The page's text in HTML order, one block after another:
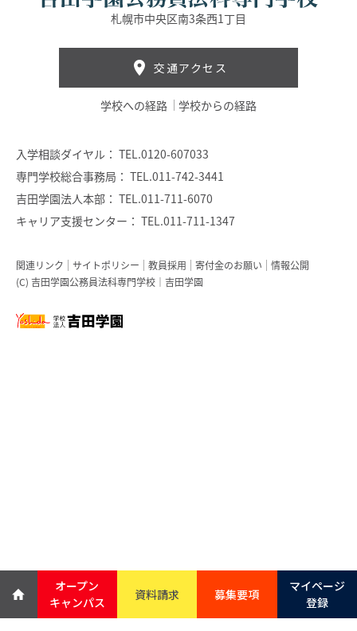
札幌市中央区南3条西1丁目
交通アクセス
学校への経路 学校からの経路
入学相談ダイヤル： TEL.0120-607033
専門学校総合事務局： TEL.011-742-3441
吉田学園法人本部： TEL.011-711-6070
キャリア支援センター： TEL.011-711-1347
関連リンク サイトポリシー 教員採用 寄付金のお願い
情報公開
(C) 吉田学園公務員法科専門学校｜吉田学園
オープン
キャンパス
資料請求 募集要項
マイページ
登録